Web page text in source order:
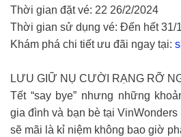
Thời gian đặt vé: 22 26/2/2024
Thời gian sử dụng vé: Đến hết 31/
Khám phá chi tiết ưu đãi ngay tại:
LƯU GIỮ NỤ CƯỜI RẠNG RỠ
Tết “say bye” nhưng những
gia đình và bạn bè tại
sẽ mãi là kỉ niệm không bao giờ